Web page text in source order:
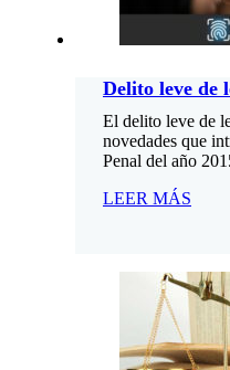
Delito leve de
El delito leve de
novedades que
Penal del año
LEER MÁS